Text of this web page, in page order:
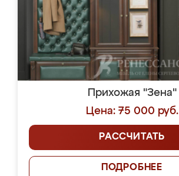
Прихожая "Зена"
Цена: 75 000 руб.
РАССЧИТАТЬ
ПОДРОБНЕЕ